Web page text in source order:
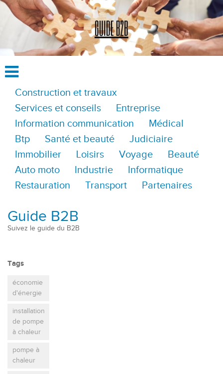
Construction et travaux
Services et conseils
Entreprise
Information communication
Médical
Btp
Santé et beauté
Judiciaire
Immobilier
Loisirs Voyage
Beauté
Auto moto
Industrie
Informatique
Restauration
Transport Partenaires
Guide B2B
Suivez le guide du B2B
Tags
économie
d'énergie
installation
de pompe
à chaleur
pompe à
chaleur